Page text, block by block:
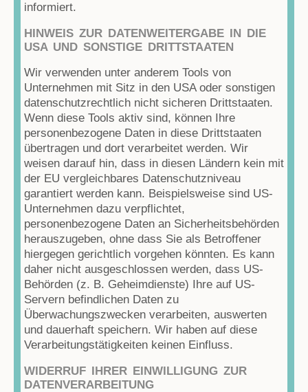
informiert.
HINWEIS ZUR DATENWEITERGABE IN DIE
USA UND SONSTIGE DRITTSTAATEN
Wir verwenden unter anderem Tools von
Unternehmen mit Sitz in den USA oder sonstigen
datenschutzrechtlich nicht sicheren Drittstaaten.
Wenn diese Tools aktiv sind, können Ihre
personenbezogene Daten in diese Drittstaaten
übertragen und dort verarbeitet werden. Wir
weisen darauf hin, dass in diesen Ländern kein mit
der EU vergleichbares Datenschutzniveau
garantiert werden kann. Beispielsweise sind US-
Unternehmen dazu verpflichtet,
personenbezogene Daten an Sicherheitsbehörden
herauszugeben, ohne dass Sie als Betroffener
hiergegen gerichtlich vorgehen könnten. Es kann
daher nicht ausgeschlossen werden, dass US-
Behörden (z. B. Geheimdienste) Ihre auf US-
Servern befindlichen Daten zu
Überwachungszwecken verarbeiten, auswerten
und dauerhaft speichern. Wir haben auf diese
Verarbeitungstätigkeiten keinen Einfluss.
WIDERRUF IHRER EINWILLIGUNG ZUR
DATENVERARBEITUNG